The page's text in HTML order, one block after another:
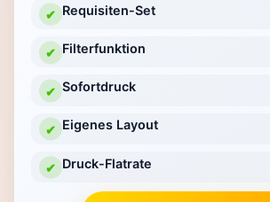
✔ Requisiten-Set
✔ Filterfunktion
✔ Sofortdruck
✔ Eigenes Layout
✔ Druck-Flatrate